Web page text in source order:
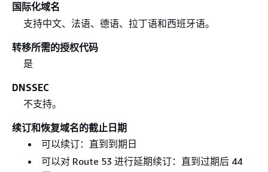
国际化域名
支持中文、法语、德语、拉丁语和西班牙语。
转移所需的授权代码
是
DNSSEC
不支持。
续订和恢复域名的截止日期
可以续订：直到到期日
可以对 Route 53 进行延期续订：直到过期后 44